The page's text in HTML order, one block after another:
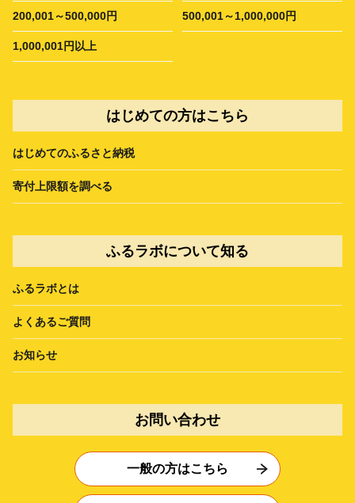
200,001～500,000円 500,001～1,000,000円
1,000,001円以上
はじめての方はこちら
はじめてのふるさと納税
寄付上限額を調べる
ふるラボについて知る
ふるラボとは
よくあるご質問
お知らせ
お問い合わせ
一般の方はこちら